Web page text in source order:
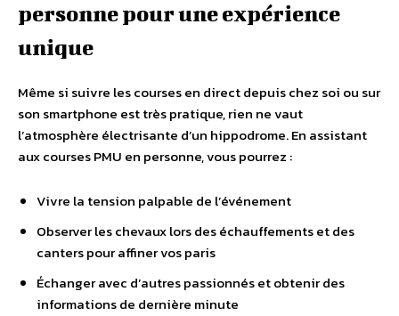
personne pour une expérience
unique
Même si suivre les courses en direct depuis chez soi ou sur
son smartphone est très pratique, rien ne vaut
l’atmosphère électrisante d’un hippodrome. En assistant
aux courses PMU en personne, vous pourrez :
Vivre la tension palpable de l’événement
Observer les chevaux lors des échauffements et des
canters pour affiner vos paris
Échanger avec d’autres passionnés et obtenir des
informations de dernière minute